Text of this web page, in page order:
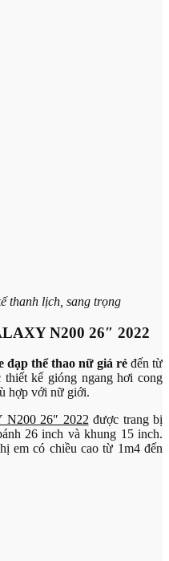
thanh lịch, sang trọng
N200 26″ 2022
đạp thể thao nữ giá rẻ đến từ
kế gióng ngang hơi cong
hợp với nữ giới.
26″ 2022 được trang bị
26 inch và khung 15 inch.
em có chiều cao từ 1m4 đến